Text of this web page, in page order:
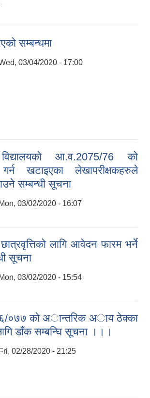
सम्बन्धमा
03/04/2020 - 17:00
आ.व.2075/76 को
गर्न खटाइएका लेखापरीक्षकहरुले
सम्बन्धी सूचना
Mon, 03/02/2020 - 16:07
छात्रवृत्तिको लागि आवेदन फारम भर्ने
सूचना
Mon, 03/02/2020 - 15:54
०७७ काे अान्तरिक अाय ठेक्का
डाँक सम्बन्घि सूचना ।।।
Fri, 02/28/2020 - 21:25